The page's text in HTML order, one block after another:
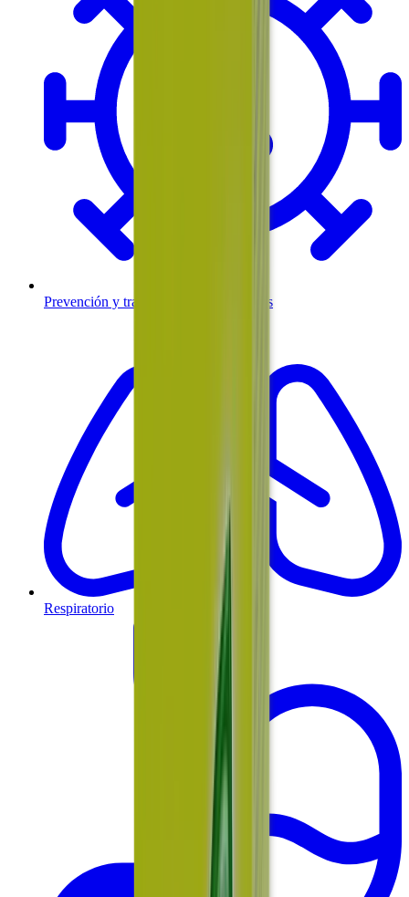
Prevención y tratamiento de infecciones
Respiratorio